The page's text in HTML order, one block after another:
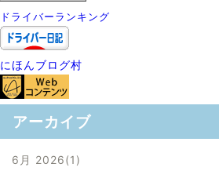
ドライバーランキング
にほんブログ村
アーカイブ
6月 2026 1